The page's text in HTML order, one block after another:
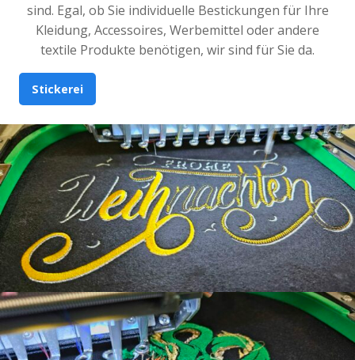
sind. Egal, ob Sie individuelle Bestickungen für Ihre
Kleidung, Accessoires, Werbemittel oder andere
textile Produkte benötigen, wir sind für Sie da.
Stickerei